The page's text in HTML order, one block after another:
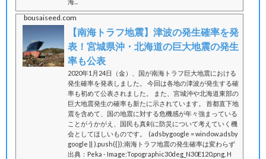
海...
bousaiseed.com
【南海トラフ地震】津波の発生確率を発
表！宮城県沖・北海道の巨大地震の発生
率も公表
2020年1月24日（金）、国が南海トラフ巨大地震における
発生確率を発表しました。 今回は各地の津波が発生する確
率も初めて公表されました。 また、宮城沖や北海道東部の
巨大地震発生の確率も新たに示されています。 首都直下地
震を含めて、国の地震に対する危機感が年々強まっている
ことがうかがえ、国民も真剣に防災について考えていく機
会としてほしいものです。 (adsbygoogle = window.adsby
google || ).push({});南海トラフ地震の発生確率は変わらず
出典：Peka - Image:Topographic30deg_N30E120.png, H